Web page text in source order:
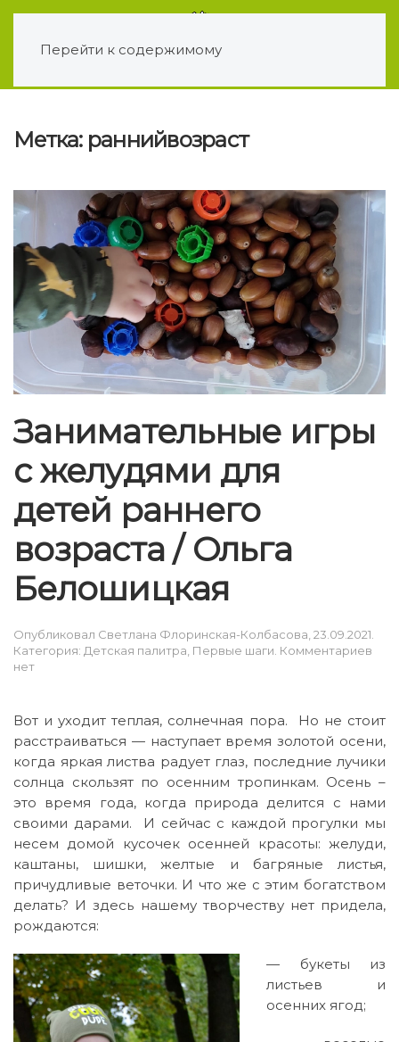
Перейти к содержимому
Метка: раннийвозраст
Занимательные игры
с желудями для
детей раннего
возраста / Ольга
Белошицкая
Опубликовал Светлана Флоринская-Колбасова 23.09.2021
Категория: Детская палитра Первые шаги Комментариев
для
/
нет
Вот и уходит теплая, солнечная пора. Но не стоит
расстраиваться — наступает время золотой осени,
когда яркая листва радует глаз, последние лучики
солнца скользят по осенним тропинкам. Осень –
это время года, когда природа делится с нами
своими дарами. И сейчас с каждой прогулки мы
несем домой кусочек осенней красоты: желуди,
каштаны, шишки, желтые и багряные листья,
причудливые веточки. И что же с этим богатством
делать? И здесь нашему творчеству нет придела,
рождаются:
— букеты из
листьев и
осенних ягод;